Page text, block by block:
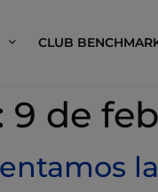
CLUB
9 de